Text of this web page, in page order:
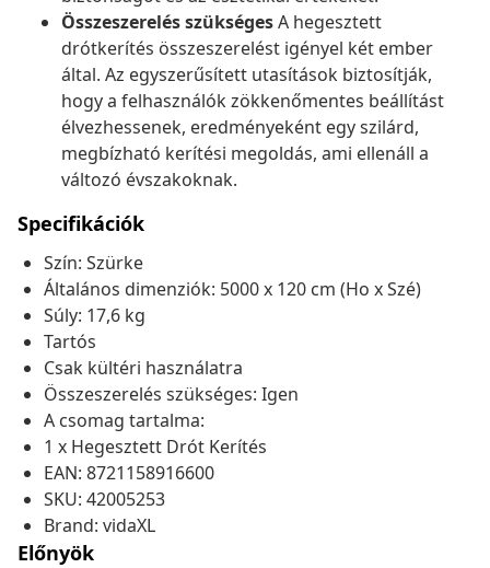
Összeszerelés szükségesA hegesztett
drótkerítés összeszerelést igényel két ember
által. Az egyszerűsített utasítások biztosítják,
hogy a felhasználók zökkenőmentes beállítást
élvezhessenek, eredményeként egy szilárd,
megbízható kerítési megoldás, ami ellenáll a
változó évszakoknak.
Specifikációk
Szín: Szürke
Általános dimenziók: 5000 x 120 cm (Ho x Szé)
Súly: 17,6 kg
Tartós
Csak kültéri használatra
Összeszerelés szükséges: Igen
A csomag tartalma:
1 x Hegesztett Drót Kerítés
EAN: 8721158916600
SKU: 42005253
Brand: vidaXL
Előnyök